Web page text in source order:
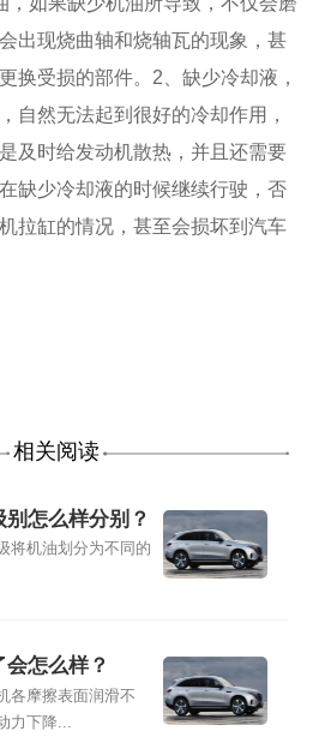
出现烧曲轴和烧轴瓦的现象，甚
换受损的部件。2、缺少冷却液，
自然无法起到很好的冷却作用，
及时给发动机散热，并且还需要
缺少冷却液的时候继续行驶，否
拉缸的情况，甚至会损坏到汽车
相关阅读
怎么样分别？
将机油划分为不同的
怎么样？
各摩擦表面润滑不
力下降...